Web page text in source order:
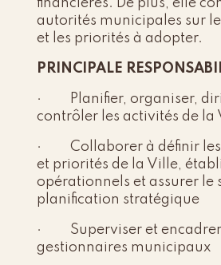
autorités municipales sur
et les priorités à adopter.
PRINCIPALE
· Planifier, organiser,
contrôler les activités de la
· Collaborer à définir les
et priorités de la Ville,
opérationnels et assurer le
planification stratégique
· Superviser et encadrer
gestionnaires municipaux